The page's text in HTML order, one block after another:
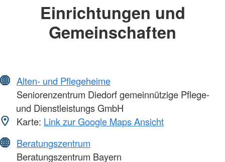
Einrichtungen und
Gemeinschaften
Alten- und Pflegeheime
Seniorenzentrum Diedorf gemeinnützige Pflege-
und Dienstleistungs GmbH
Karte: Link zur Google Maps Ansicht
Beratungszentrum
Beratungszentrum Bayern